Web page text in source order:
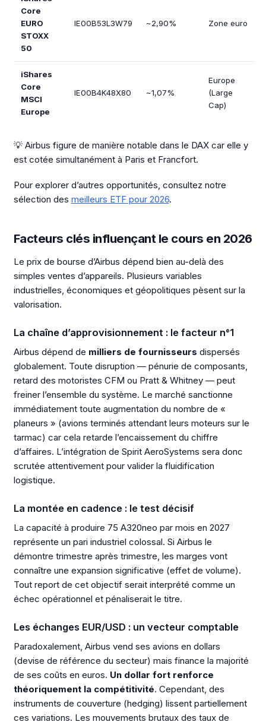
Core
EURO
STOXX
50
IE00B53L3W79 ~2,90% Zone euro
iShares
Core
MSCI
Europe
IE00B4K48X80 ~1,07%
Europe
(Large
Cap)
💡 Airbus figure de manière notable dans le DAX car elle y
est cotée simultanément à Paris et Francfort.
Pour explorer d’autres opportunités, consultez notre
sélection des meilleurs ETF pour 2026.
Facteurs clés influençant le cours en 2026
Le prix de bourse d’Airbus dépend bien au-delà des
simples ventes d’appareils. Plusieurs variables
industrielles, économiques et géopolitiques pèsent sur la
valorisation.
La chaîne d’approvisionnement : le facteur n°1
Airbus dépend de milliers de fournisseurs dispersés
globalement. Toute disruption — pénurie de composants,
retard des motoristes CFM ou Pratt & Whitney — peut
freiner l’ensemble du système. Le marché sanctionne
immédiatement toute augmentation du nombre de «
planeurs » (avions terminés attendant leurs moteurs sur le
tarmac) car cela retarde l’encaissement du chiffre
d’affaires. L’intégration de Spirit AeroSystems sera donc
scrutée attentivement pour valider la fluidification
logistique.
La montée en cadence : le test décisif
La capacité à produire 75 A320neo par mois en 2027
représente un pari industriel colossal. Si Airbus le
démontre trimestre après trimestre, les marges vont
connaître une expansion significative (effet de volume).
Tout report de cet objectif serait interprété comme un
échec opérationnel et pénaliserait le titre.
Les échanges EUR/USD : un vecteur comptable
Paradoxalement, Airbus vend ses avions en dollars
(devise de référence du secteur) mais finance la majorité
de ses coûts en euros. Un dollar fort renforce
théoriquement la compétitivité. Cependant, des
instruments de couverture (hedging) lissent partiellement
ces variations. Les mouvements brutaux des taux de